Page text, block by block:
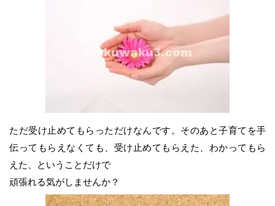
ただ受け止めてもらっただけなんです。そのあと子育てを手
伝ってもらえなくても、受け止めてもらえた、わかってもら
えた、ということだけで
頑張れる気がしませんか？